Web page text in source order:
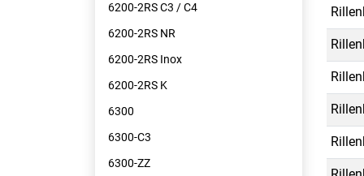
6200-2RS C3 / C4
6200-2RS NR
6200-2RS Inox
6200-2RS K
6300
6300-C3
6300-ZZ